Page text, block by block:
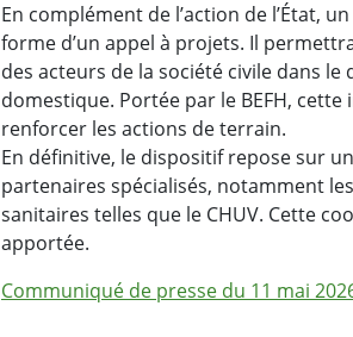
En complément de l’action de l’État,
forme d’un appel à projets. Il
des acteurs de la société civile dans
domestique. Portée par le BEFH,
renforcer les actions de terrain.
En définitive, le dispositif repose sur
partenaires spécialisés, notamment
sanitaires telles que le CHUV. Cette
apportée.
Communiqué de presse du 11 mai